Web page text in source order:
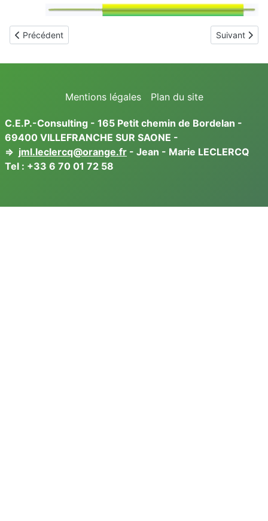
Article précédent : Tests permettant de caractériser les agrafes
Précédent Article
Suivant
Mentions légales Plan du site
C.E.P.-Consulting - 165 Petit chemin de Bordelan -
69400 VILLEFRANCHE SUR SAONE -
⇒ jml.leclercq@orange.fr - Jean - Marie LECLERCQ
Tel : +33 6 70 01 72 58